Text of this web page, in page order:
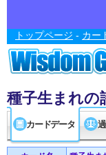
トップページ - カー
種子生まれの
カードデータ